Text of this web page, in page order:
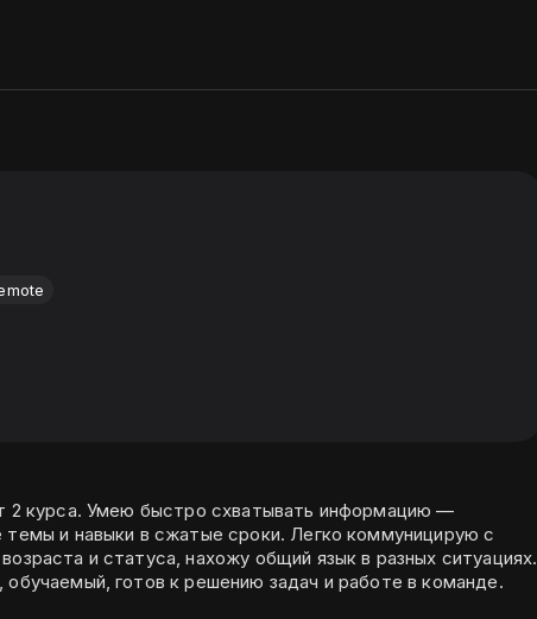
2 курса. Умею быстро схватывать информацию —
темы и навыки в сжатые сроки. Легко коммуницирую с
и статуса, нахожу общий язык в разных ситуациях.
обучаемый, готов к решению задач и работе в команде.